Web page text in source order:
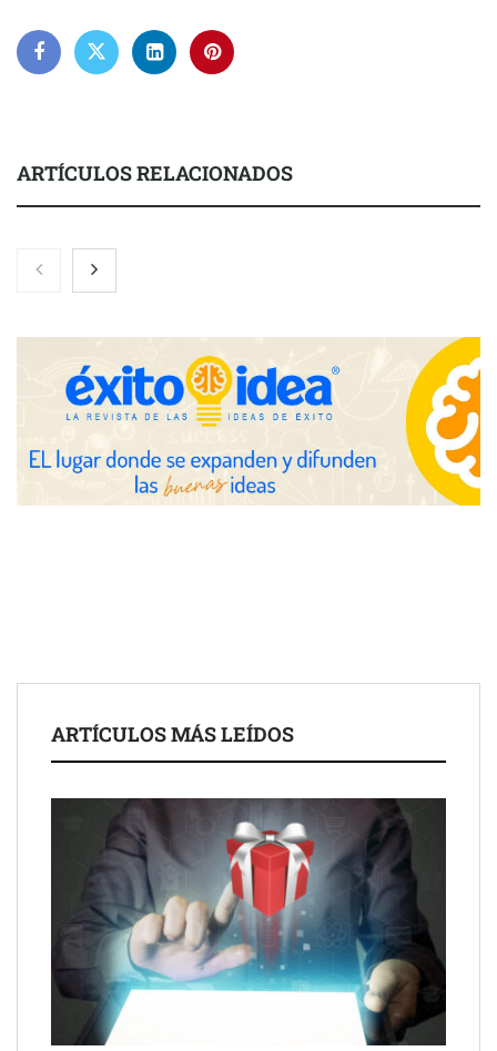
ARTÍCULOS RELACIONADOS
Nicols presenta seis modelos de anillos de compromiso para el
eclipse solar del 12 de agosto
Zoomex mejora su Strategy Center con herramientas
avanzadas para trading estratégico
COMPALISS de LYSOTRIC: cuando un solo producto multiplica
las posibilidades del salón profesional
Schaeffler mejora su rentabilidad en el primer semestre de 2026
NOVA: innovación y diseño que transforman espacios de la
mano de Tormo Franquicias
ARTÍCULOS MÁS LEÍDOS